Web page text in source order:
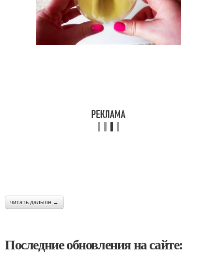
читать дальше →
Последние обновления на сайте: